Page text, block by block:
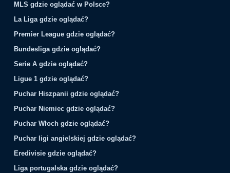
MLS gdzie oglądać w Polsce?
La Liga gdzie oglądać?
Premier League gdzie oglądać?
Bundesliga gdzie oglądać?
Serie A gdzie oglądać?
Ligue 1 gdzie oglądać?
Puchar Hiszpanii gdzie oglądać?
Puchar Niemiec gdzie oglądać?
Puchar Włoch gdzie oglądać?
Puchar ligi angielskiej gdzie oglądać?
Eredivisie gdzie oglądać?
Liga portugalska gdzie oglądać?